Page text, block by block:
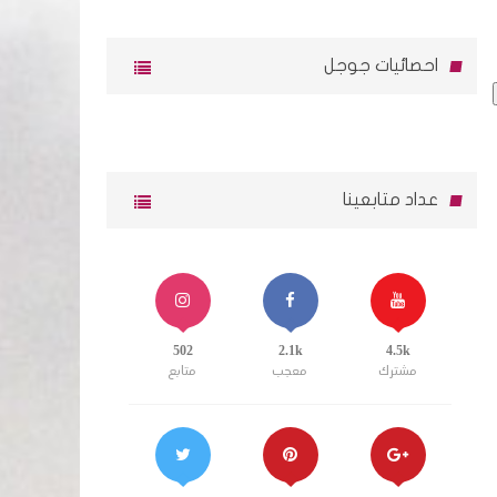
احصائيات جوجل
عداد متابعينا
502
متابع
2.1k
معجب
4.5k
مشترك